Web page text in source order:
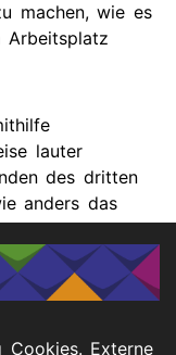
machen, wie es
lauter
des dritten
anders das
sein
bundesweiter
Cookies. Externe